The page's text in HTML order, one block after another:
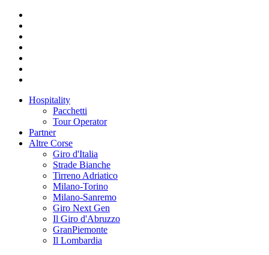
Hospitality
Pacchetti
Tour Operator
Partner
Altre Corse
Giro d'Italia
Strade Bianche
Tirreno Adriatico
Milano-Torino
Milano-Sanremo
Giro Next Gen
Il Giro d'Abruzzo
GranPiemonte
Il Lombardia